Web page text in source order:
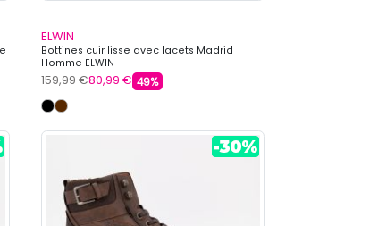
ELWIN
Bottines cuir lisse avec lacets Madrid
Homme ELWIN
159,99 €80,99 € 49%